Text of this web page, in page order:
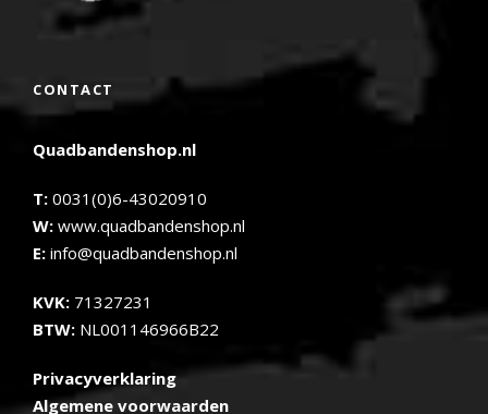
CONTACT
Quadbandenshop.nl
T: 0031(0)6-43020910
W: www.quadbandenshop.nl
E: info@quadbandenshop.nl
KVK: 71327231
BTW: NL001146966B22
Privacyverklaring
Algemene voorwaarden